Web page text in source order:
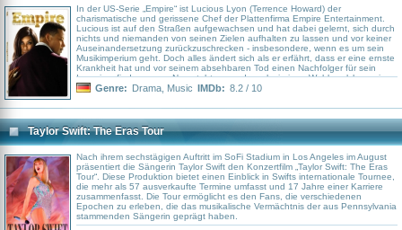
In der US-Serie „Empire“ ist Lucious Lyon (Terrence Howard) der
charismatische und gerissene Chef der Plattenfirma Empire Entertainment.
Lucious ist auf den Straßen aufgewachsen und hat dabei gelernt, sich durch
nichts und niemanden von seinen Zielen aufhalten zu lassen und vor keiner
Auseinandersetzung zurückzuschrecken - insbesondere, wenn es um sein
Musikimperium geht. Doch alles ändert sich als er erfährt, dass er eine ernste
Krankheit hat und vor seinem absehbaren Tod einen Nachfolger für sein
Imperium finden muss. Nun steht er vor der schwierigen Wahl, welcher seiner
drei Söhne Empire Entertainment übernehmen soll: Andre (Trai Byers), Jamal
Genre: Drama Music IMDb: 8.2 / 10
Taylor Swift: The Eras Tour
Nach ihrem sechstägigen Auftritt im SoFi Stadium in Los Angeles im August
präsentiert die Sängerin Taylor Swift den Konzertfilm „Taylor Swift: The Eras
Tour“. Diese Produktion bietet einen Einblick in Swifts internationale Tournee,
die mehr als 57 ausverkaufte Termine umfasst und 17 Jahre einer Karriere
zusammenfasst. Die Tour ermöglicht es den Fans, die verschiedenen
Epochen zu erleben, die das musikalische Vermächtnis der aus Pennsylvania
stammenden Sängerin geprägt haben.